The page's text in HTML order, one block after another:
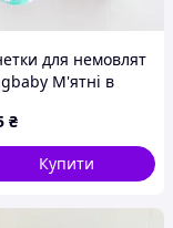
для немовлят
М'ятні в
Білий 105924
₴
Купити